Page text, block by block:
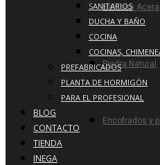
Baldosa Acera
Piedra Natural
Encofrados y
SANITARIOS
DUCHA Y BAÑO
COCINA
COCINAS,
PREFABRICADOS
PLANTA DE HORMIGÓN
PARA EL PROFESIONAL
BLOG
CONTACTO
TIENDA
INEGA